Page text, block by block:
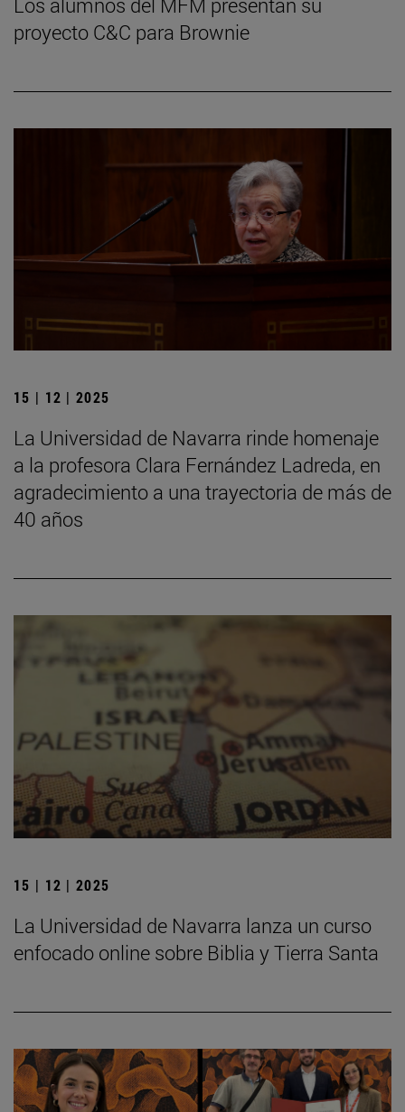
proyecto C&C para Brownie
15 | 12 | 2025
La Universidad de Navarra rinde homenaje
a la profesora Clara Fernández Ladreda, en
agradecimiento a una trayectoria de más de
40 años
15 | 12 | 2025
La Universidad de Navarra lanza un curso
enfocado online sobre Biblia y Tierra Santa